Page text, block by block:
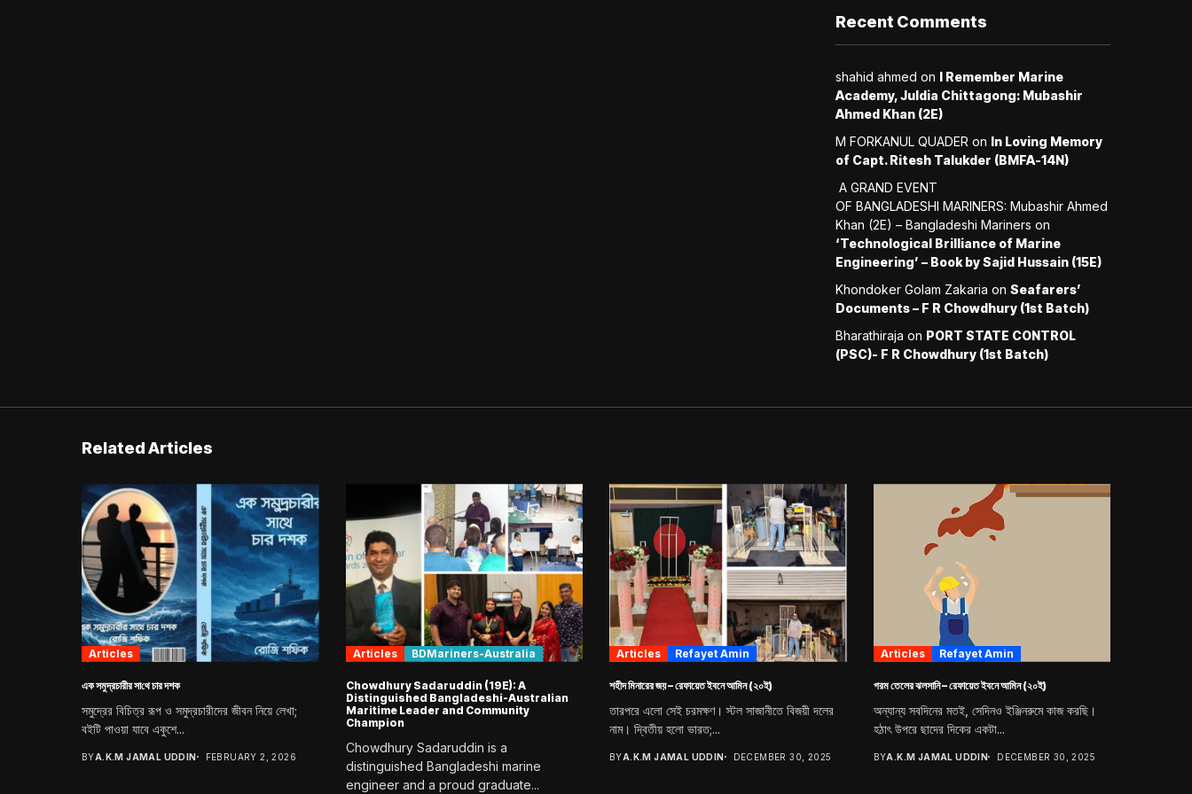
Recent Comments
shahid ahmed on I Remember Marine
Academy, Juldia Chittagong: Mubashir
Ahmed Khan (2E)
M FORKANUL QUADER on In Loving Memory
of Capt. Ritesh Talukder (BMFA-14N)
A GRAND EVENT
OF BANGLADESHI MARINERS: Mubashir Ahmed
Khan (2E) – Bangladeshi Mariners on
‘Technological Brilliance of Marine
Engineering’ – Book by Sajid Hussain (15E)
Khondoker Golam Zakaria on Seafarers’
Documents – F R Chowdhury (1st Batch)
Bharathiraja on PORT STATE CONTROL
(PSC)- F R Chowdhury (1st Batch)
Related Articles
Articles
এক সমুদ্রচারীর সা‌থে চার দশক
সমুদ্রের বিচিত্র রূপ ও সমুদ্রচারীদের জীবন নিয়ে লেখা;
বইটি পাওয়া যাবে একুশে...
BYA.K.M JAMAL UDDIN FEBRUARY 2, 2026
Articles BDMariners-Australia
Chowdhury Sadaruddin (19E): A
Distinguished Bangladeshi-Australian
Maritime Leader and Community
Champion
Chowdhury Sadaruddin is a
distinguished Bangladeshi marine
engineer and a proud graduate...
Articles Refayet Amin
শহীদ মিনারের জয় – রেফায়েত ইবনে আমিন (২০ই)
তারপরে এলো সেই চরমক্ষণ। স্টল সাজানীতে বিজয়ী দলের
নাম। দ্বিতীয় হলো ভারত;...
BYA.K.M JAMAL UDDIN DECEMBER 30, 2025
Articles Refayet Amin
গরম তেলের ঝলসানি – রেফায়েত ইবনে আমিন (২০ই)
অন্যান্য সবদিনের মতই, সেদিনও ইঞ্জিনরুমে কাজ করছি।
হঠাৎ উপরে ছাদের দিকের একটা...
BYA.K.M JAMAL UDDIN DECEMBER 30, 2025